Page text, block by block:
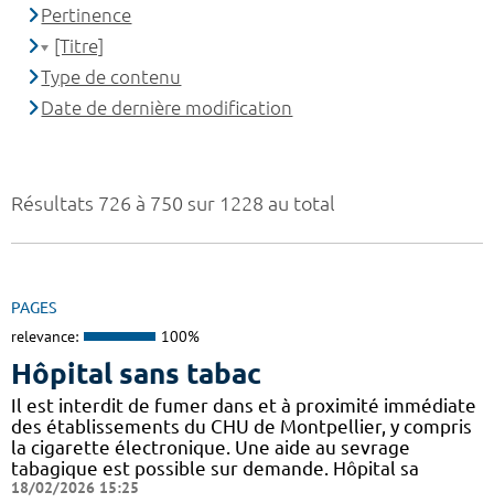
Résultats 726 à 750 sur 1228 au total
PAGES
relevance: 100%
Hôpital sans tabac
Il est interdit de fumer dans et à proximité immédiate
des établissements du CHU de Montpellier, y compris
la cigarette électronique. Une aide au sevrage
tabagique est possible sur demande. Hôpital sa
18/02/2026 15:25
Pertinence
[Titre]
Type de contenu
Date de dernière modification